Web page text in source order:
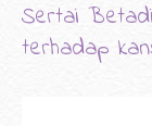
Sertai
terhadap